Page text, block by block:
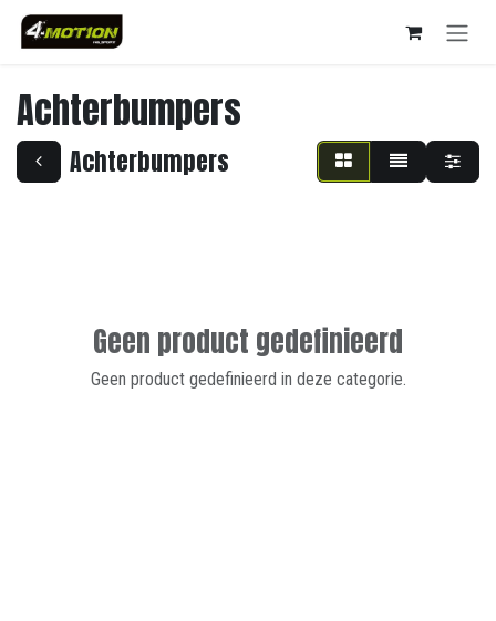
Overslaan naar inhoud
Achterbumpers
Achterbumpers
Geen product gedefinieerd
Geen product gedefinieerd in deze categorie.